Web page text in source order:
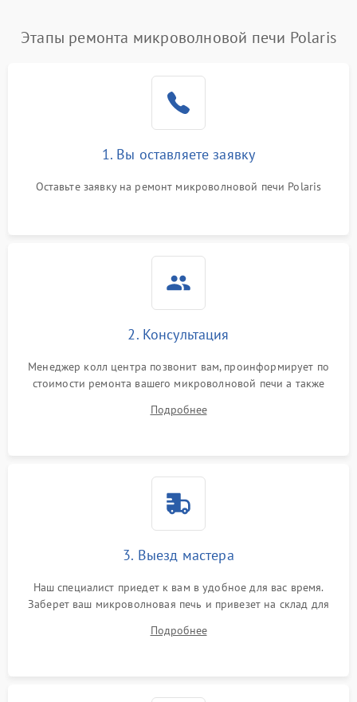
Этапы ремонта микроволновой печи Polaris
1. Вы оставляете заявку
Оставьте заявку на ремонт микроволновой печи Polaris
2. Консультация
Менеджер колл центра позвонит вам, проинформирует по
стоимости ремонта вашего микроволновой печи а также
Подробнее
3. Выезд мастера
Наш специалист приедет к вам в удобное для вас время.
Заберет ваш микроволновая печь и привезет на склад для
Подробнее